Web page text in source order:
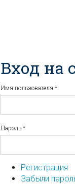
Вход на
Имя пользователя *
Пароль *
Регистрация
Забыли